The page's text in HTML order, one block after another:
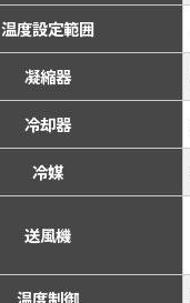
温度設定範囲
凝縮器
冷却器
冷媒
送風機
温度制御